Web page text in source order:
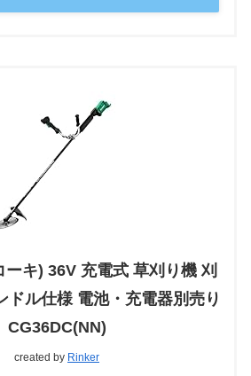
キ) 36V 充電式 草刈り機 刈
ドル仕様 電池・充電器別売り
CG36DC(NN)
created by Rinker